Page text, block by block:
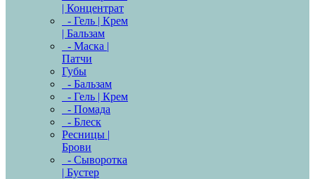
| Концентрат
- Гель | Крем
| Бальзам
- Маска |
Патчи
Губы
- Бальзам
- Гель | Крем
- Помада
- Блеск
Ресницы |
Брови
- Сыворотка
| Бустер